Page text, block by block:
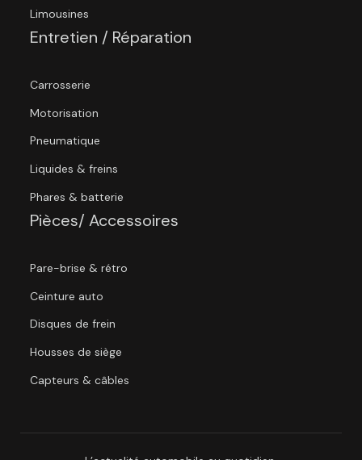
Limousines
Entretien / Réparation
Carrosserie
Motorisation
Pneumatique
Liquides & freins
Phares & batterie
Pièces/ Accessoires
Pare-brise & rétro
Ceinture auto
Disques de frein
Housses de siège
Capteurs & câbles